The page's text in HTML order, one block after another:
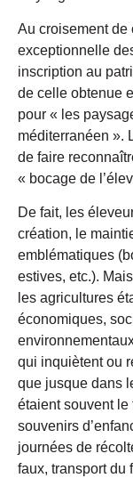
Au croisement de
exceptionnelle
inscription au
de celle obtenue
pour « les
méditerranéen ».
de faire
« bocage de
De fait, les
création, le
emblématiques
estives, etc.).
les agricultures
économiques,
qui inquiètent ou
que jusque dans
étaient souvent le
souvenirs
journées de
faux, transport